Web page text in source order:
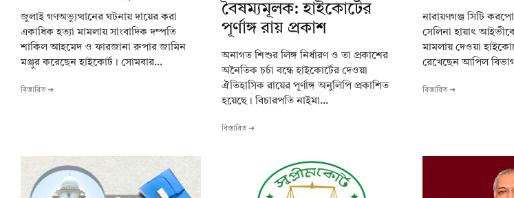
জুলাই গণঅভ্যুত্থানের ঘটনায় দায়ের করা
একাধিক হত্যা মামলায় সাংবাদিক দম্পতি
শাকিল আহমেদ ও ফারজানা রুপার জামিন
মঞ্জুর করেছেন হাইকোর্ট। সোমবার...
বিস্তারিত ➔
বৈষম্যমূলক: হাইকোর্টের
পূর্ণাঙ্গ রায় প্রকাশ
অনাগত শিশুর লিঙ্গ নির্ধারণ ও তা প্রকাশের
অনৈতিক চর্চা বন্ধে হাইকোর্টের দেওয়া
ঐতিহাসিক রায়ের পূর্ণাঙ্গ অনুলিপি প্রকাশিত
হয়েছে। বিচারপতি নাইমা...
বিস্তারিত ➔
নারায়ণগঞ্জ সিটি
সেলিনা হায়াৎ
মামলায় দেওয়া
রেখেছেন আপিল
বিস্তারিত ➔